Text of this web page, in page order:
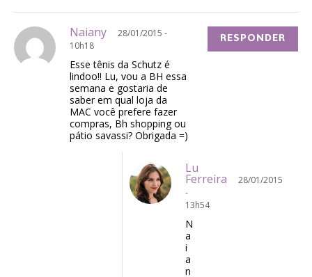
Naiany
28/01/2015 -
10h18
Esse tênis da Schutz é
lindoo!! Lu, vou a BH essa
semana e gostaria de
saber em qual loja da
MAC você prefere fazer
compras, Bh shopping ou
pátio savassi? Obrigada =)
RESPONDER
Lu
Ferreira
28/01/2015
-
13h54
N
a
i
a
n